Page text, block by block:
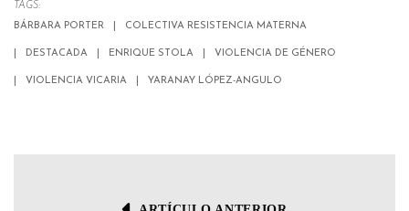
TAGS:
BÁRBARA PORTER
COLECTIVA RESISTENCIA MATERNA
DESTACADA ENRIQUE STOLA VIOLENCIA DE GÉNERO
VIOLENCIA VICARIA YARANAY LÓPEZ-ANGULO